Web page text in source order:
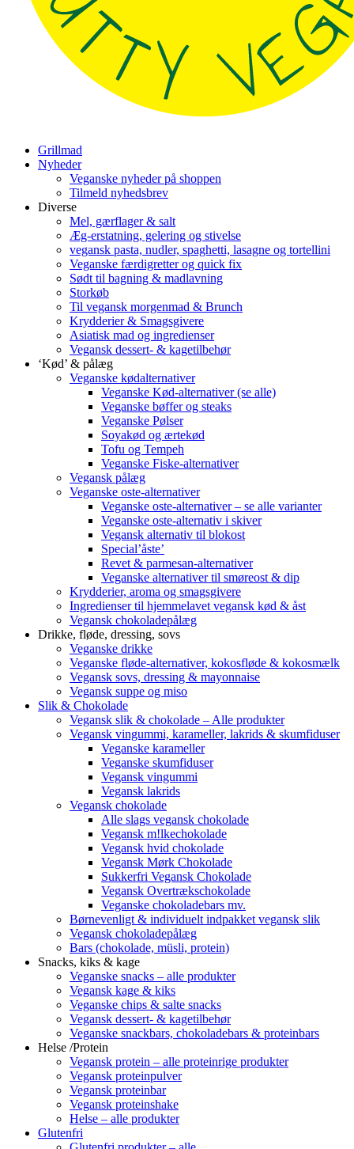
Grillmad
Nyheder
Veganske nyheder på shoppen
Tilmeld nyhedsbrev
Diverse
Mel, gærflager & salt
Æg-erstatning, gelering og stivelse
vegansk pasta, nudler, spaghetti, lasagne og tortellini
Veganske færdigretter og quick fix
Sødt til bagning & madlavning
Storkøb
Til vegansk morgenmad & Brunch
Krydderier & Smagsgivere
Asiatisk mad og ingredienser
Vegansk dessert- & kagetilbehør
‘Kød’ & pålæg
Veganske kødalternativer
Veganske Kød-alternativer (se alle)
Veganske bøffer og steaks
Veganske Pølser
Soyakød og ærtekød
Tofu og Tempeh
Veganske Fiske-alternativer
Vegansk pålæg
Veganske oste-alternativer
Veganske oste-alternativer – se alle varianter
Veganske oste-alternativ i skiver
Vegansk alternativ til blokost
Special’åste’
Revet & parmesan-alternativer
Veganske alternativer til smøreost & dip
Krydderier, aroma og smagsgivere
Ingredienser til hjemmelavet vegansk kød & åst
Vegansk chokoladepålæg
Drikke, fløde, dressing, sovs
Veganske drikke
Veganske fløde-alternativer, kokosfløde & kokosmælk
Vegansk sovs, dressing & mayonnaise
Vegansk suppe og miso
Slik & Chokolade
Vegansk slik & chokolade – Alle produkter
Vegansk vingummi, karameller, lakrids & skumfiduser
Veganske karameller
Veganske skumfiduser
Vegansk vingummi
Vegansk lakrids
Vegansk chokolade
Alle slags vegansk chokolade
Vegansk m!lkechokolade
Vegansk hvid chokolade
Vegansk Mørk Chokolade
Sukkerfri Vegansk Chokolade
Vegansk Overtrækschokolade
Veganske chokoladebars mv.
Børnevenligt & individuelt indpakket vegansk slik
Vegansk chokoladepålæg
Bars (chokolade, müsli, protein)
Snacks, kiks & kage
Veganske snacks – alle produkter
Vegansk kage & kiks
Veganske chips & salte snacks
Vegansk dessert- & kagetilbehør
Veganske snackbars, chokoladebars & proteinbars
Helse /Protein
Vegansk protein – alle proteinrige produkter
Vegansk proteinpulver
Vegansk proteinbar
Vegansk proteinshake
Helse – alle produkter
Glutenfri